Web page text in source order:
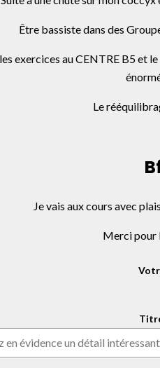
Être bassiste dans des
exercices au CENTRE B5 et
Le
Je vais aux cours avec
Merci pour